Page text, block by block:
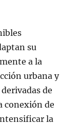
su
a la
urbana y
de
conexión de
la